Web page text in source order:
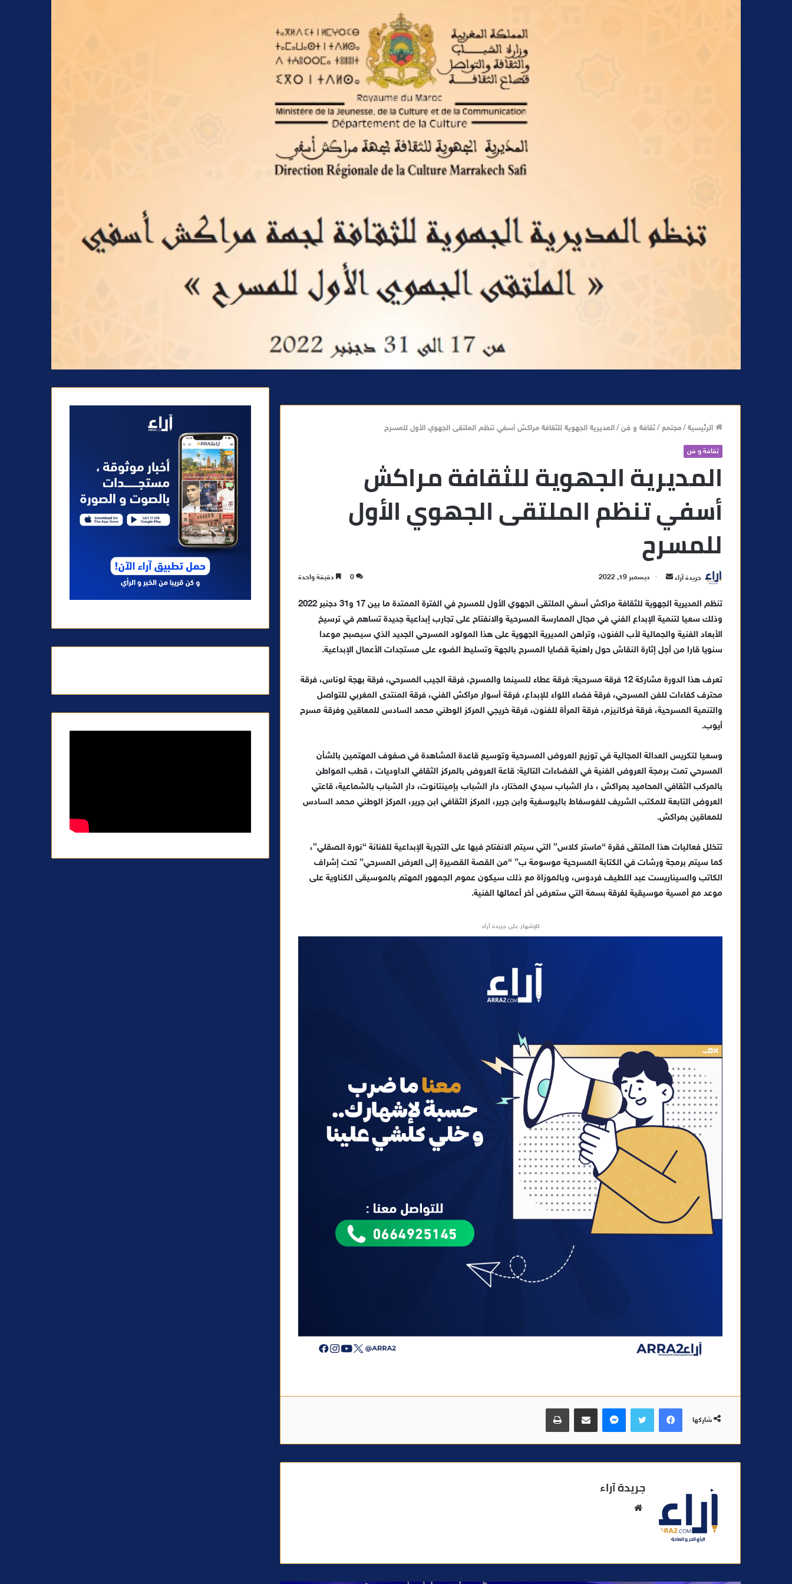
الرئيسية/مجتمع/ثقافة و فن/المديرية الجهوية للثقافة مراكش أسفي تنظم الملتقى الجهوي الأول للمسرح
ثقافة و فن
المديرية الجهوية للثقافة مراكش
أسفي تنظم الملتقى الجهوي الأول
للمسرح
جريدة آراء
س
ل
ب
ر
د
ا
ر
و
ن
ي
ا
ديسمبر 19, 2022 0 دقيقة واحدة
تنظم المديرية الجهوية للثقافة مراكش أسفي الملتقى الجهوي الأول للمسرح في الفترة الممتدة ما بين 17 و31 دجنبر 2022
وذلك سعيا لتنمية الإبداع الفني في مجال الممارسة المسرحية والانفتاح على تجارب إبداعية جديدة تساهم في ترسيخ
الأبعاد الفنية والجمالية لأب الفنون، وتراهن المديرية الجهوية على هذا المولود المسرحي الجديد الذي سيصبح موعدا
سنويا قارا من أجل إثارة النقاش حول راهنية قضايا المسرح بالجهة وتسليط الضوء على مستجدات الأعمال الإبداعية.
تعرف هذا الدورة مشاركة 12 فرقة مسرحية: فرقة عطاء للسينما والمسرح، فرقة الجيب المسرحي، فرقة بهجة لوناس، فرقة
محترف كفاءات للفن المسرحي، فرقة فضاء اللواء للإبداع، فرقة أسوار مراكش الفني، فرقة المنتدى المغربي للتواصل
والتنمية المسرحية، فرقة فركانيزم، فرقة المرأة للفنون، فرقة خريجي المركز الوطني محمد السادس للمعاقين وفرقة مسرح
أيوب.
وسعيا لتكريس العدالة المجالية في توزيع العروض المسرحية وتوسيع قاعدة المشاهدة في صفوف المهتمين بالشأن
المسرحي تمت برمجة العروض الفنية في الفضاءات التالية: قاعة العروض بالمركز الثقافي الداوديات ، قطب المواطن
بالمركب الثقافي المحاميد بمراكش ، دار الشباب سيدي المختار، دار الشباب بإمينتانوت، دار الشباب بالشماعية، قاعتي
العروض التابعة للمكتب الشريف للفوسفاط باليوسفية وابن جرير، المركز الثقافي ابن جرير، المركز الوطني محمد السادس
للمعاقين بمراكش.
تتخلل فعاليات هذا الملتقى فقرة “ماستر كلاس” التي سيتم الانفتاح فيها على التجربة الإبداعية للفنانة “نورة الصقلي”،
كما سيتم برمجة ورشات في الكتابة المسرحية موسومة ب” “من القصة القصيرة إلى العرض المسرحي” تحت إشراف
الكاتب والسيناريست عبد اللطيف فردوس، وبالموزاة مع ذلك سيكون عموم الجمهور المهتم بالموسيقى الكناوية على
موعد مع أمسية موسيقية لفرقة بسمة التي ستعرض أخر أعمالها الفنية.
للإشهار على جريدة آراء
شاركها
فيسبوك
جريدة آراء
ا